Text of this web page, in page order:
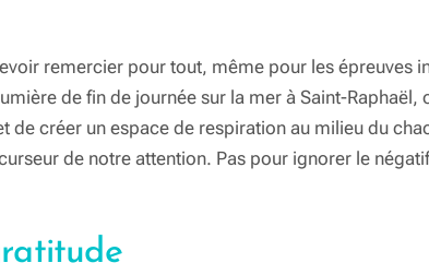
remercier pour tout, même pour les épreuves
de fin de journée sur la mer à Saint-
de créer un espace de respiration au milieu du
de notre attention. Pas pour ignorer le